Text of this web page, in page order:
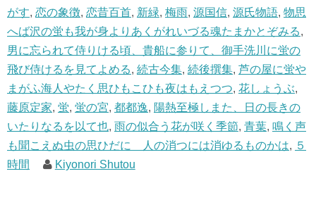
がす, 恋の象徴, 恋昔百首, 新緑, 梅雨, 源国信, 源氏物語, 物思
へば沢の蛍も我が身よりあくがれいづる魂たまかとぞみる,
男に忘られて侍りける頃、貴船に参りて、御手洗川に蛍の
飛び侍けるを見てよめる, 続古今集, 続後撰集, 芦の屋に蛍や
まがふ海人やたく思ひもこひも夜はもえつつ, 花しょうぶ,
藤原定家, 蛍, 蛍の宮, 都都逸, 陽熱至極しまた、日の長きの
いたりなるを以て也, 雨の似合う花が咲く季節, 青葉, 鳴く声
も聞こえぬ虫の思ひだに 人の消つには消ゆるものかは, ５
時間
Kiyonori Shutou